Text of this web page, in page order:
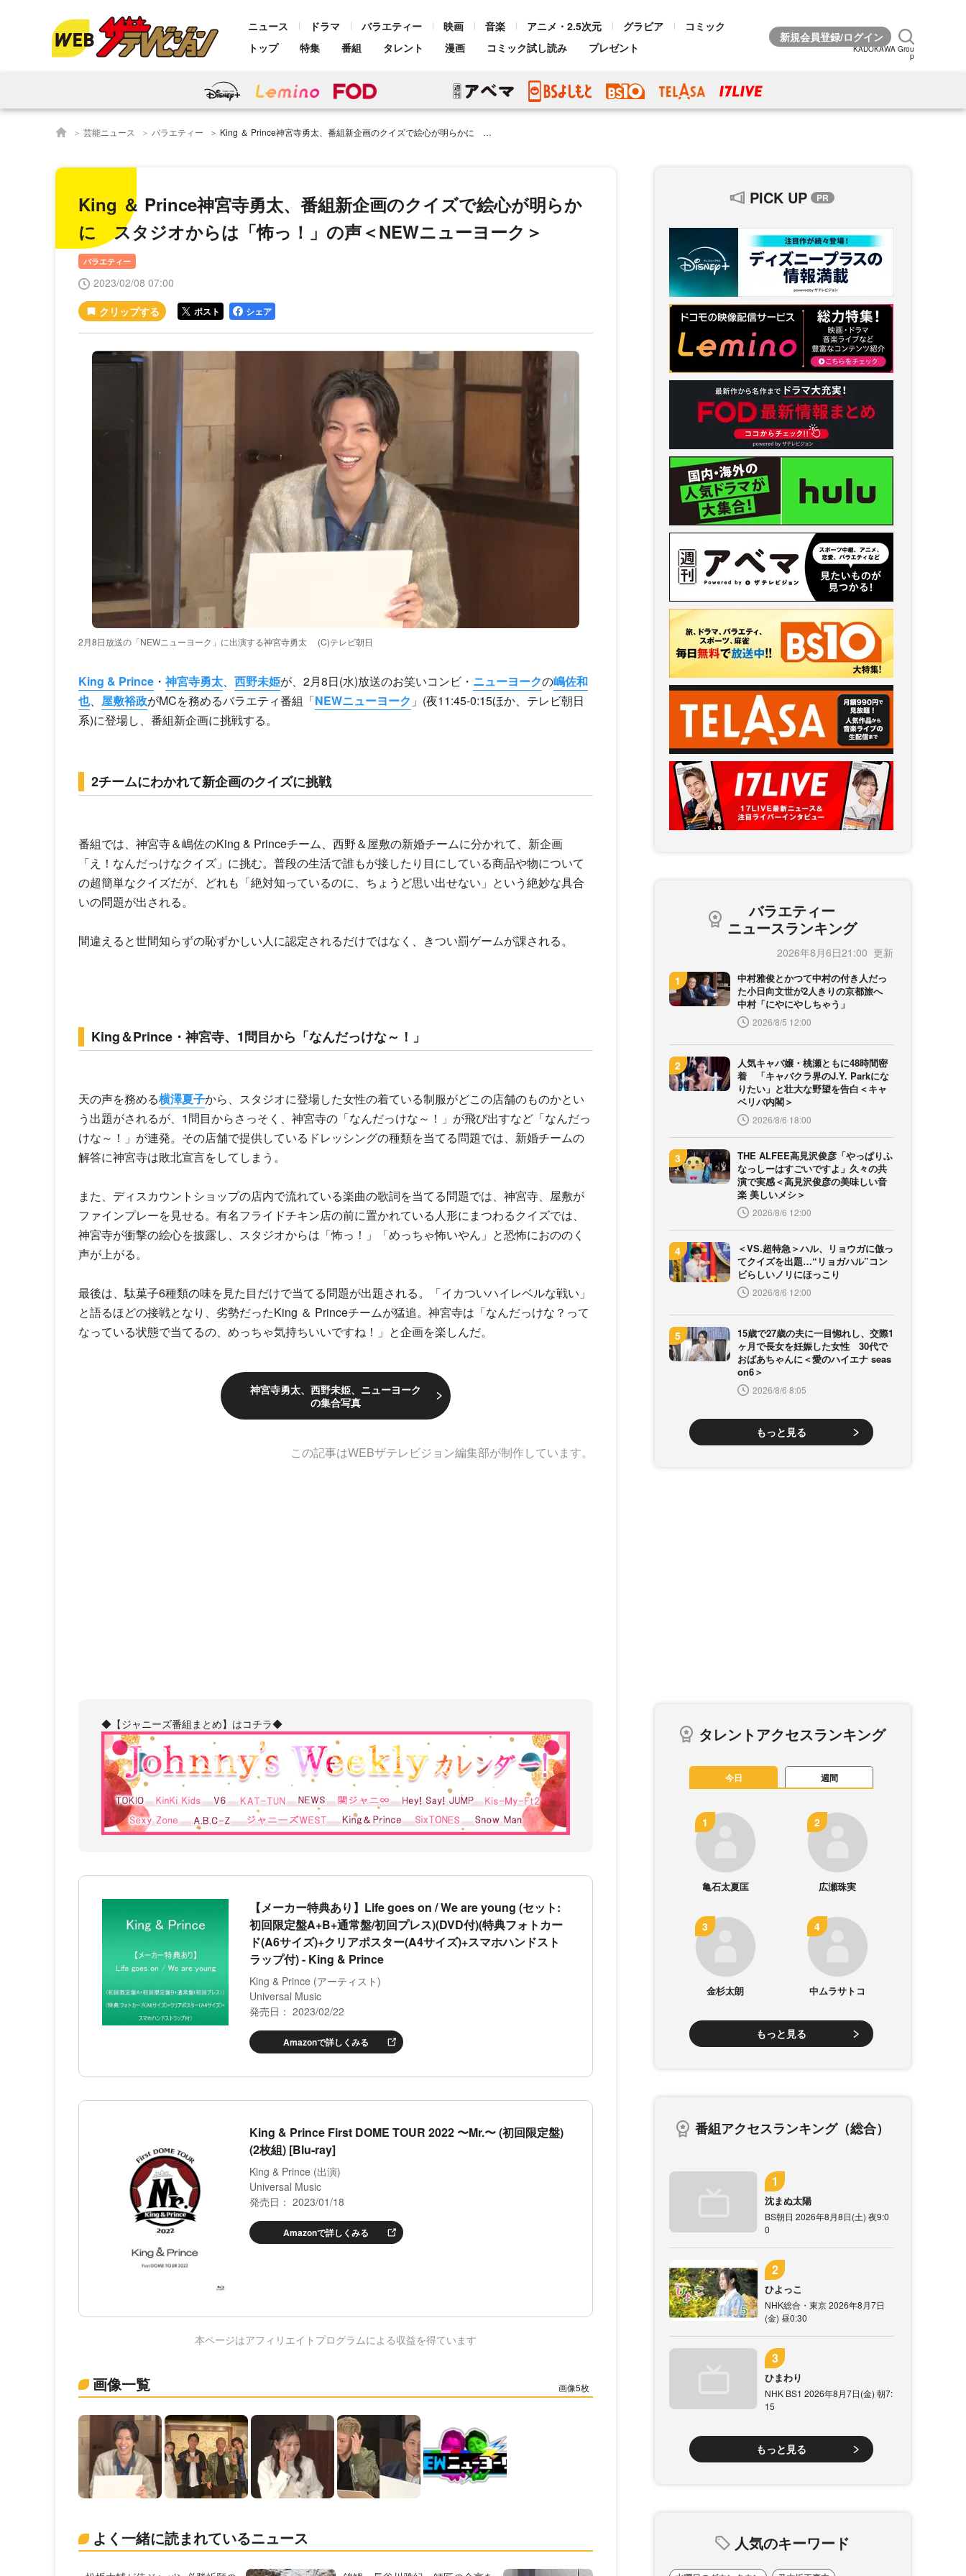
ニュース ドラマ バラエティー 映画 音楽 アニメ・2.5次元 グラビア
コミック
トップ
特集 番組 タレント 漫画 コミック試し読み プレゼント KADOKAWA Grou
p
芸能ニュース バラエティー King ＆ Prince神宮寺勇太、番組新企画のクイズで絵心が明らかに スタジオからは「怖っ！」の声＜NEWニューヨーク＞
King ＆ Prince神宮寺勇太、番組新企画のクイズで絵心が明らか
に スタジオからは「怖っ！」の声＜NEWニューヨーク＞
バラエティー
2023/02/08 07:00
ポスト シェア
2月8日放送の「NEWニューヨーク」に出演する神宮寺勇太 (C)テレビ朝日
King & Prince ・ 神宮寺勇太 西野未姫が、2月8日(水)放送のお笑いコンビ・ ニューヨークの嶋佐和
也、 屋敷裕政がMCを務めるバラエティ番組「NEWニューヨーク 」(夜11:45-0:15ほか、テレビ朝日
系)に登場し、番組新企画に挑戦する。
2チームにわかれて新企画のクイズに挑戦
番組では、神宮寺＆嶋佐のKing & Princeチーム、西野＆屋敷の新婚チームに分かれて、新企画
「え！なんだっけなクイズ」に挑む。普段の生活で誰もが接したり目にしている商品や物について
の超簡単なクイズだが、どれも「絶対知っているのに、ちょうど思い出せない」という絶妙な具合
いの問題が出される。
間違えると世間知らずの恥ずかしい人に認定されるだけではなく、きつい罰ゲームが課される。
King＆Prince・神宮寺、1問目から「なんだっけな～！」
天の声を務める横澤夏子から、スタジオに登場した女性の着ている制服がどこの店舗のものかとい
う出題がされるが、1問目からさっそく、神宮寺の「なんだっけな～！」が飛び出すなど「なんだっ
けな～！」が連発。その店舗で提供しているドレッシングの種類を当てる問題では、新婚チームの
解答に神宮寺は敗北宣言をしてしまう。
また、ディスカウントショップの店内で流れている楽曲の歌詞を当てる問題では、神宮寺、屋敷が
ファインプレーを見せる。有名フライドチキン店の前に置かれている人形にまつわるクイズでは、
神宮寺が衝撃の絵心を披露し、スタジオからは「怖っ！」「めっちゃ怖いやん」と恐怖におののく
声が上がる。
最後は、駄菓子6種類の味を見た目だけで当てる問題が出題される。「イカついハイレベルな戦い」
と語るほどの接戦となり、劣勢だったKing ＆ Princeチームが猛追。神宮寺は「なんだっけな？って
なっている状態で当てるの、めっちゃ気持ちいいですね！」と企画を楽しんだ。
神宮寺勇太、西野未姫、ニューヨーク
の集合写真
この記事はWEBザテレビジョン編集部が制作しています。
◆【ジャニーズ番組まとめ】はコチラ◆
【メーカー特典あり】Life goes on / We are young (セット:
初回限定盤A+B+通常盤/初回プレス)(DVD付)(特典フォトカー
ド(A6サイズ)+クリアポスター(A4サイズ)+スマホハンドスト
ラップ付) - King & Prince
King & Prince (アーティスト)
Universal Music
発売日： 2023/02/22
Amazonで詳しくみる
King & Prince First DOME TOUR 2022 〜Mr.〜 (初回限定盤)
(2枚組) [Blu-ray]
King & Prince (出演)
Universal Music
発売日： 2023/01/18
Amazonで詳しくみる
本ページはアフィリエイトプログラムによる収益を得ています
画像一覧 5
よく一緒に読まれているニュース
PICK UP
バラエティー
ニュースランキング
2026年8月6日21:00
中村雅俊とかつて中村の付き人だっ
た小日向文世が2人きりの京都旅へ
中村「にやにやしちゃう」
2026/8/5 12:00
人気キャバ嬢・桃瀬ともに48時間密
着 「キャバクラ界のJ.Y. Parkにな
りたい」と壮大な野望を告白＜キャ
ベリバ内閣＞
2026/8/6 18:00
THE ALFEE高見沢俊彦「やっぱりふ
なっしーはすごいですよ」久々の共
演で実感＜高見沢俊彦の美味しい音
楽 美しいメシ＞
2026/8/6 12:00
＜VS.超特急＞ハル、リョウガに倣っ
てクイズを出題…“リョガハル”コン
ビらしいノリにほっこり
2026/8/6 12:00
15歳で27歳の夫に一目惚れし、交際1
ヶ月で長女を妊娠した女性 30代で
おばあちゃんに＜愛のハイエナ seas
on6＞
2026/8/6 8:05
もっと見る
タレントアクセスランキング
今日 週間
亀石太夏匡 広瀬珠実
金杉太朗 中ムラサトコ
もっと見る
番組アクセスランキング（総合）
沈まぬ太陽
BS朝日 2026年8月8日(土) 夜9:0
0
ひよっこ
NHK総合・東京 2026年8月7日
(金) 昼0:30
ひまわり
NHK BS1 2026年8月7日(金) 朝7:
15
もっと見る
人気のキーワード